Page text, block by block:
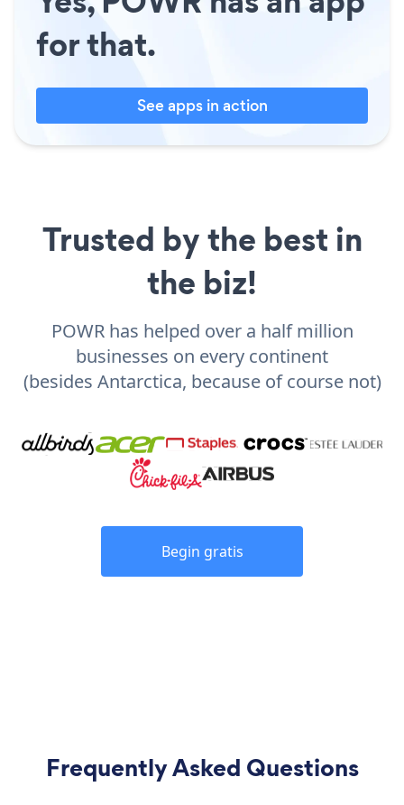
for that.
See apps in action
Trusted by the best in
the biz!
POWR has helped over a half million
businesses on every continent
(besides Antarctica, because of course not)
Begin gratis
Frequently Asked Questions